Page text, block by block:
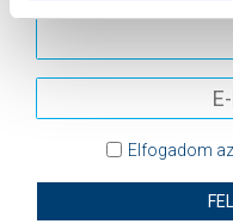
Elfogadom az